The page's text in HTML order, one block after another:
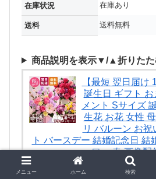
在庫状況 在庫あり
送料 送料無料
商品説明を表示▼/▲折りたた
【最短 翌日届け
誕生日 ギフト
メント Sサイズ
生花 お花 女性
リ バルーン お
ト バースデー 結婚記念日 結
ワー 春 画像配
BunBun！Bee
メニュー ホーム 検索